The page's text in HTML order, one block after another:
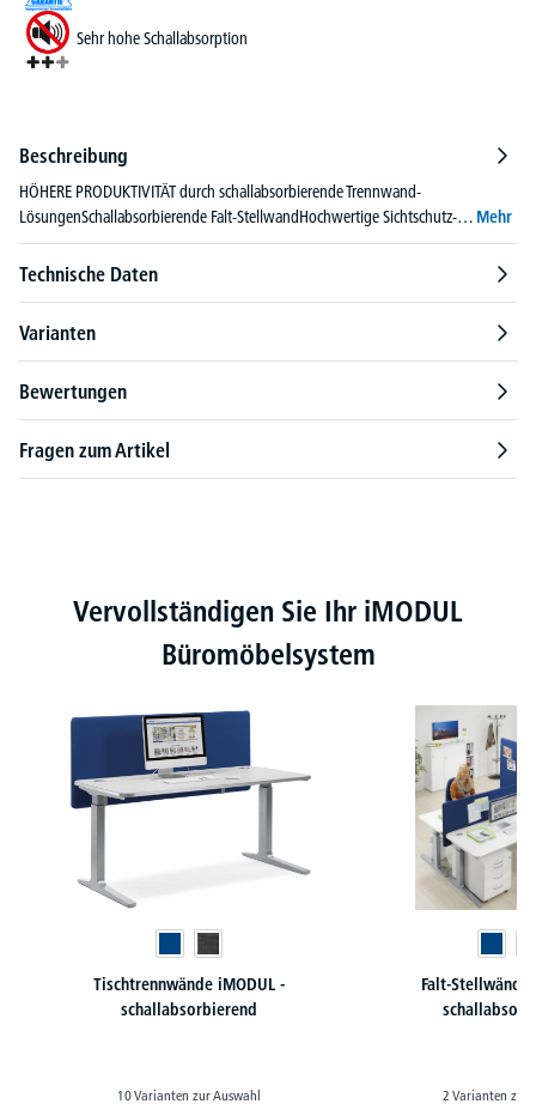
Sehr hohe Schallabsorption
Beschreibung
HÖHERE PRODUKTIVITÄT durch schallabsorbierende Trennwand-
LösungenSchallabsorbierende Falt-StellwandHochwertige Sichtschutz-… Mehr
Technische Daten
Varianten
Bewertungen
Fragen zum Artikel
Produktgalerie überspringen
Vervollständigen Sie Ihr iMODUL
Büromöbelsystem
Tischtrennwände iMODUL -
schallabsorbierend
10 Varianten zur Auswahl
Falt-Stellwände
2 Varianten zur